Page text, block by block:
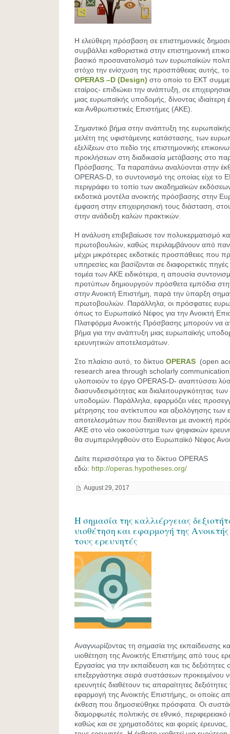
Η ελεύθερη πρόσβαση σε επιστημονικές
συμβάλλει καθοριστικά στην επιστημονική
βασικό προσανατολισμό των ευρωπαϊκών
στόχο την ενίσχυση της προσπάθειας αυτής,
OPERAS –D (Design) στο οποίο το ΕΚΤ
εταίρος- επιδιώκει την ανάπτυξη, σε
μιας ευρωπαϊκής υποδομής, δίνοντας ιδιαίτερη
και Ανθρωπιστικές Επιστήμες (ΑΚΕ).
Σημαντικό βήμα στην ανάπτυξη της
μελέτη της υφιστάμενης κατάστασης, των
εξελίξεων στο πεδίο της επιστημονικής
προκλήσεων στη διαδικασία μετάβασης στο
Πρόσβασης. Τα παραπάνω αναλύονται στην
OPERAS-D, το συντονισμό της οποίας είχε το
περιγράφει το τοπίο των ακαδημαϊκών
εκδοτικά μοντέλα ανοικτής πρόσβασης στην
έμφαση στην επιχειρησιακή τους διάσταση,
στην ανάδειξη καλών πρακτικών.
Η ανάλυση επιβεβαίωσε τον πολυκερματισμό
πρωτοβουλιών, καθώς περιλαμβάνουν από
μέχρι μικρότερες εκδοτικές προσπάθειες που
υπηρεσίες και βασίζονται σε διαφορετικές
τομέα των ΑΚΕ ειδικότερα, η απουσία
προτύπων δημιουργούν πρόσθετα εμπόδια
στην Ανοικτή Επιστήμη, παρά την ύπαρξη
πρωτοβουλιών. Παράλληλα, οι πρόσφατες
όπως το Ευρωπαϊκό Νέφος για την Ανοικτή
Πλατφόρμα Ανοικτής Πρόσβασης μπορούν να
βήμα για την ανάπτυξη μιας ευρωπαϊκής
ερευνητικών αποτελεσμάτων.
Στο πλαίσιο αυτό, το δίκτυο OPERAS (open
research area through scholarly
υλοποιούν το έργο OPERAS-D- αναπτύσσει
διασυνδεσιμότητας και διαλειτουργικότητας
υποδομών. Παράλληλα, εφαρμόζει νέες
μέτρησης του αντίκτυπου και αξιολόγησης των
αποτελεσμάτων που διατίθενται με ανοικτή
ΑΚΕ στο νέο οικοσύστημα των ψηφιακών
θα συμπεριληφθούν στο Ευρωπαϊκό Νέφος
Δείτε περισσότερα για το δίκτυο OPERAS
εδώ: http://operas.hypotheses.org/
August 29, 2017
Η σημασία της καλλιέργειας
υιοθέτηση και εφαρμογή της
τους ερευνητές
Αναγνωρίζοντας τη σημασία της εκπαίδευσης
υιοθέτηση της Ανοικτής Επιστήμης από τους
Εργασίας για την εκπαίδευση και τις
επεξεργάστηκε σειρά συστάσεων προκειμένου
ερευνητές διαθέτουν τις απαραίτητες
εφαρμογή της Ανοικτής Επιστήμης, οι οποίες
έκθεση που δημοσιεύθηκε πρόσφατα. Οι
διαμορφωτές πολιτικής σε εθνικό,
καθώς και σε χρηματοδότες και φορείς έρευνας,